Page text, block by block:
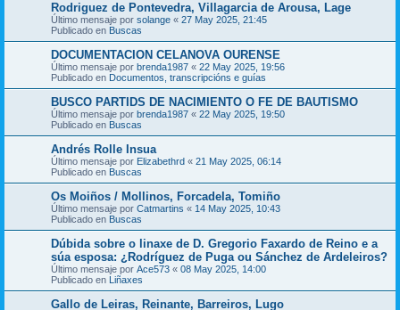
Rodriguez de Pontevedra, Villagarcia de Arousa, Lage
Último mensaje por solange « 27 May 2025, 21:45
Publicado en Buscas
DOCUMENTACION CELANOVA OURENSE
Último mensaje por brenda1987 « 22 May 2025, 19:56
Publicado en Documentos, transcripcións e guías
BUSCO PARTIDS DE NACIMIENTO O FE DE BAUTISMO
Último mensaje por brenda1987 « 22 May 2025, 19:50
Publicado en Buscas
Andrés Rolle Insua
Último mensaje por Elizabethrd « 21 May 2025, 06:14
Publicado en Buscas
Os Moiños / Mollinos, Forcadela, Tomiño
Último mensaje por Catmartins « 14 May 2025, 10:43
Publicado en Buscas
Dúbida sobre o linaxe de D. Gregorio Faxardo de Reino e a
súa esposa: ¿Rodríguez de Puga ou Sánchez de Ardeleiros?
Último mensaje por Ace573 « 08 May 2025, 14:00
Publicado en Liñaxes
Gallo de Leiras, Reinante, Barreiros, Lugo